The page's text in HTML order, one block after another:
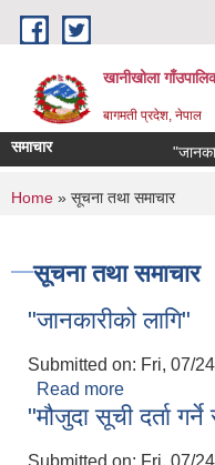
Skip to main content
खानीखोला
बागमती प्रदेश, नेपाल
समाचार
You are here
Home » सूचना तथा समाचार
सूचना तथा समाचार
"जानकारीको लागि"
Submitted on: Fri, 07/
Read more
"मौजुदा सूची दर्ता